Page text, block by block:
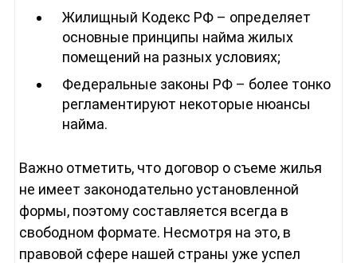
Жилищный Кодекс РФ – определяет
основные принципы найма жилых
помещений на разных условиях;
Федеральные законы РФ – более тонко
регламентируют некоторые нюансы
найма.
Важно отметить, что договор о съеме жилья
не имеет законодательно установленной
формы, поэтому составляется всегда в
свободном формате. Несмотря на это, в
правовой сфере нашей страны уже успел